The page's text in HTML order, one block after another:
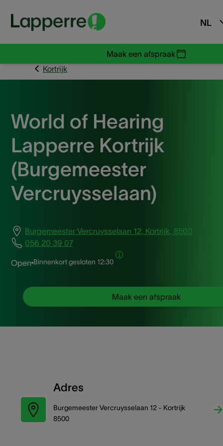
NL
Maak een afspraak
Kortrijk
World of Hearing
Lapperre Kortrijk
(Burgemeester
Vercruysselaan)
Burgemeester Vercruysselaan 12, Kortrijk, 8500
056 20 39 07
Open Binnenkort gesloten 12:30
Maak een afspraak
Adres
Burgemeester Vercruysselaan 12 - Kortrijk
8500